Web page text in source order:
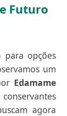
Futuro
para opções
um
Edamame
agora